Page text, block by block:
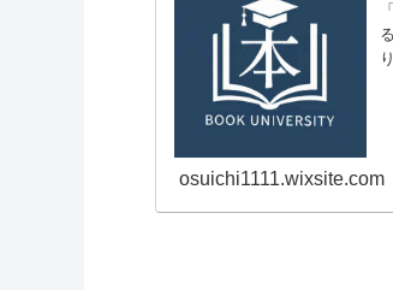
osuichi1111.wixsite.com